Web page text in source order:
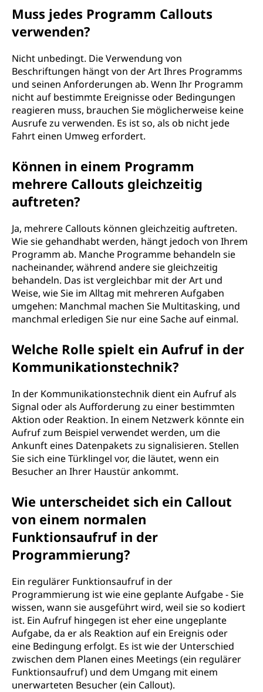
Muss jedes Programm Callouts
verwenden?
Nicht unbedingt. Die Verwendung von
Beschriftungen hängt von der Art Ihres Programms
und seinen Anforderungen ab. Wenn Ihr Programm
nicht auf bestimmte Ereignisse oder Bedingungen
reagieren muss, brauchen Sie möglicherweise keine
Ausrufe zu verwenden. Es ist so, als ob nicht jede
Fahrt einen Umweg erfordert.
Können in einem Programm
mehrere Callouts gleichzeitig
auftreten?
Ja, mehrere Callouts können gleichzeitig auftreten.
Wie sie gehandhabt werden, hängt jedoch von Ihrem
Programm ab. Manche Programme behandeln sie
nacheinander, während andere sie gleichzeitig
behandeln. Das ist vergleichbar mit der Art und
Weise, wie Sie im Alltag mit mehreren Aufgaben
umgehen: Manchmal machen Sie Multitasking, und
manchmal erledigen Sie nur eine Sache auf einmal.
Welche Rolle spielt ein Aufruf in der
Kommunikationstechnik?
In der Kommunikationstechnik dient ein Aufruf als
Signal oder als Aufforderung zu einer bestimmten
Aktion oder Reaktion. In einem Netzwerk könnte ein
Aufruf zum Beispiel verwendet werden, um die
Ankunft eines Datenpakets zu signalisieren. Stellen
Sie sich eine Türklingel vor, die läutet, wenn ein
Besucher an Ihrer Haustür ankommt.
Wie unterscheidet sich ein Callout
von einem normalen
Funktionsaufruf in der
Programmierung?
Ein regulärer Funktionsaufruf in der
Programmierung ist wie eine geplante Aufgabe - Sie
wissen, wann sie ausgeführt wird, weil sie so kodiert
ist. Ein Aufruf hingegen ist eher eine ungeplante
Aufgabe, da er als Reaktion auf ein Ereignis oder
eine Bedingung erfolgt. Es ist wie der Unterschied
zwischen dem Planen eines Meetings (ein regulärer
Funktionsaufruf) und dem Umgang mit einem
unerwarteten Besucher (ein Callout).